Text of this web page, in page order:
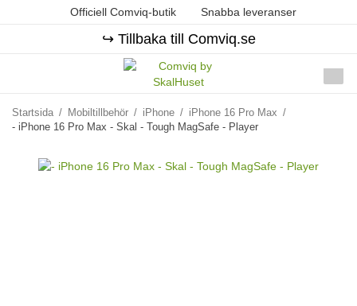
Officiell Comviq-butik Snabba leveranser
↪️ Tillbaka till Comviq.se
Startsida / Mobiltillbehör / iPhone / iPhone 16 Pro Max /
- iPhone 16 Pro Max - Skal - Tough MagSafe - Player